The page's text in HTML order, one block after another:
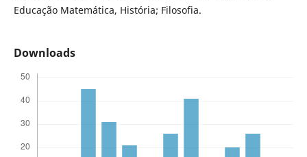
Educação Matemática, História; Filosofia.
Downloads